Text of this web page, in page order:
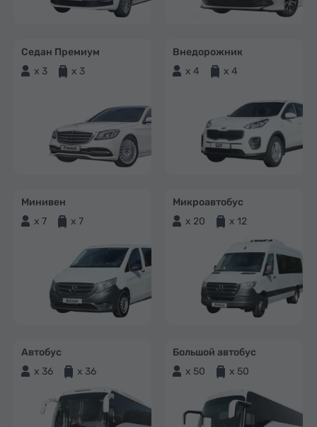
Седан Премиум
x 3
x 3
Внедорожник
x 4
x 4
Минивен
x 7
x 7
Микроавтобус
x 20
x 12
Автобус
x 36
x 36
Большой автобус
x 50
x 50